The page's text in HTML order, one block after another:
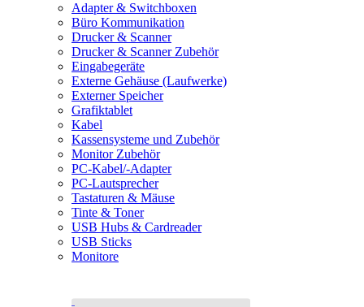
Adapter & Switchboxen
Büro Kommunikation
Drucker & Scanner
Drucker & Scanner Zubehör
Eingabegeräte
Externe Gehäuse (Laufwerke)
Externer Speicher
Grafiktablet
Kabel
Kassensysteme und Zubehör
Monitor Zubehör
PC-Kabel/-Adapter
PC-Lautsprecher
Tastaturen & Mäuse
Tinte & Toner
USB Hubs & Cardreader
USB Sticks
Monitore